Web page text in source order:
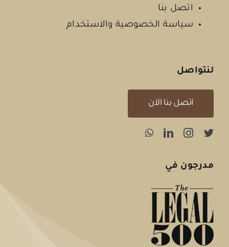
اتصل بنا
سياسة الخصوصية والاستخدام
لنتواصل
اتصل بنا الآن
مدرجون في